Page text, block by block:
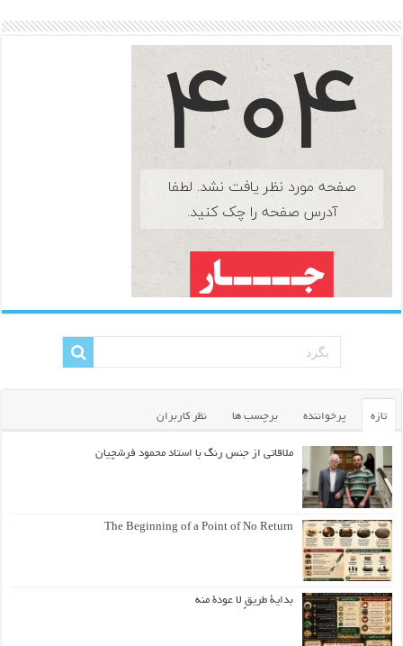
تازه پرخواننده برچسب ها نظر کاربران
ملاقاتی از جنس رنگ با استاد محمود فرشچیان
The Beginning of a Point of No Return
بداية طريقٍ لا عودة منه